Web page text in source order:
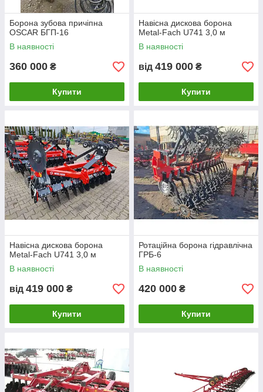
Борона зубова причіпна
OSCAR БГП-16
В наявності
360 000 ₴
Купити
Навісна дискова борона
Metal-Fach U741 3,0 м
В наявності
від 419 000 ₴
Купити
Навісна дискова борона
Metal-Fach U741 3,0 м
В наявності
від 419 000 ₴
Купити
Ротаційна борона гідравлічна
ГРБ-6
В наявності
420 000 ₴
Купити